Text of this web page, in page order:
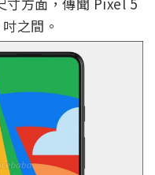
之間。